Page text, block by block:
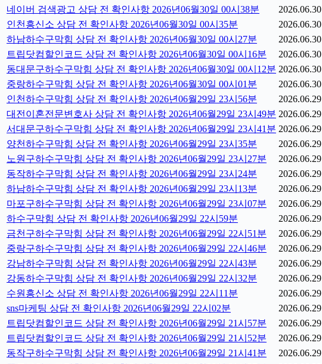
네이버 검색광고 상담 전 확인사항 2026년06월30일 00시38분
2026.06.30
인천흥신소 상담 전 확인사항 2026년06월30일 00시35분
2026.06.30
하남하수구막힘 상담 전 확인사항 2026년06월30일 00시27분
2026.06.30
트립닷컴할인코드 상담 전 확인사항 2026년06월30일 00시16분
2026.06.30
동대문구하수구막힘 상담 전 확인사항 2026년06월30일 00시12분 2026.06.30
중랑하수구막힘 상담 전 확인사항 2026년06월30일 00시01분
2026.06.30
인천하수구막힘 상담 전 확인사항 2026년06월29일 23시56분
2026.06.29
대전이혼전문변호사 상담 전 확인사항 2026년06월29일 23시49분 2026.06.29
서대문구하수구막힘 상담 전 확인사항 2026년06월29일 23시41분 2026.06.29
양천하수구막힘 상담 전 확인사항 2026년06월29일 23시35분
2026.06.29
노원구하수구막힘 상담 전 확인사항 2026년06월29일 23시27분
2026.06.29
동작하수구막힘 상담 전 확인사항 2026년06월29일 23시24분
2026.06.29
하남하수구막힘 상담 전 확인사항 2026년06월29일 23시13분
2026.06.29
마포구하수구막힘 상담 전 확인사항 2026년06월29일 23시07분
2026.06.29
하수구막힘 상담 전 확인사항 2026년06월29일 22시59분
2026.06.29
금천구하수구막힘 상담 전 확인사항 2026년06월29일 22시51분
2026.06.29
중랑구하수구막힘 상담 전 확인사항 2026년06월29일 22시46분
2026.06.29
강남하수구막힘 상담 전 확인사항 2026년06월29일 22시43분
2026.06.29
강동하수구막힘 상담 전 확인사항 2026년06월29일 22시32분
2026.06.29
수원흥신소 상담 전 확인사항 2026년06월29일 22시11분
2026.06.29
sns마케팅 상담 전 확인사항 2026년06월29일 22시02분
2026.06.29
트립닷컴할인코드 상담 전 확인사항 2026년06월29일 21시57분
2026.06.29
트립닷컴할인코드 상담 전 확인사항 2026년06월29일 21시52분
2026.06.29
동작구하수구막힘 상담 전 확인사항 2026년06월29일 21시41분
2026.06.29